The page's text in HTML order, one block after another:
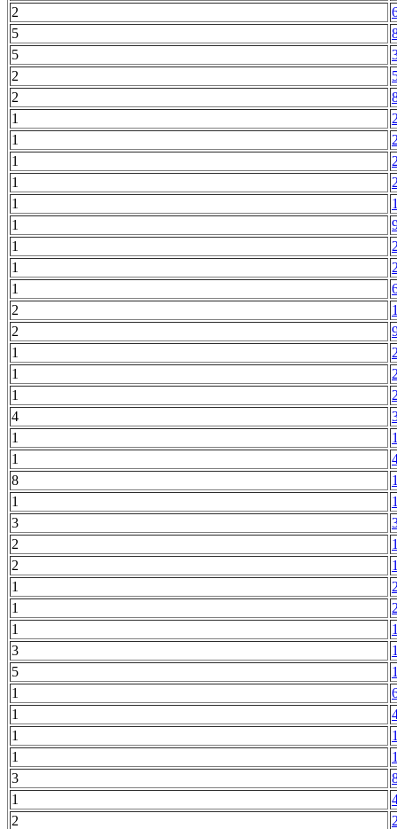
2
5
5
2
2
1
1
1
1
1
1
1
1
1
2
2
1
1
1
4
1
1
8
1
3
2
2
1
1
1
3
5
1
1
1
1
3
1
2